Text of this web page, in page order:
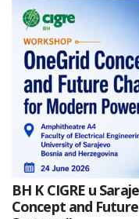
BH K CIGRE u
Concept and